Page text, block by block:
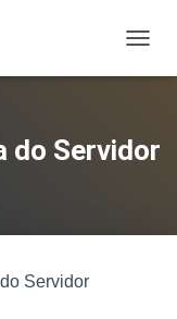
L
N
do Servidor
Servidor